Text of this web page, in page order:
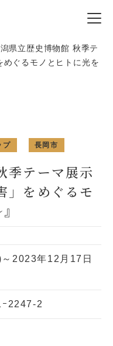
県立歴史博物館 秋季テ
ぐるモノとヒトに光を
プ 長岡市
季テーマ展示
」をめぐるモ
2023年12月17日
ｰ2247-2